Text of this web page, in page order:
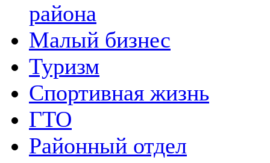
района
Малый бизнес
Туризм
Спортивная жизнь
ГТО
Районный отдел